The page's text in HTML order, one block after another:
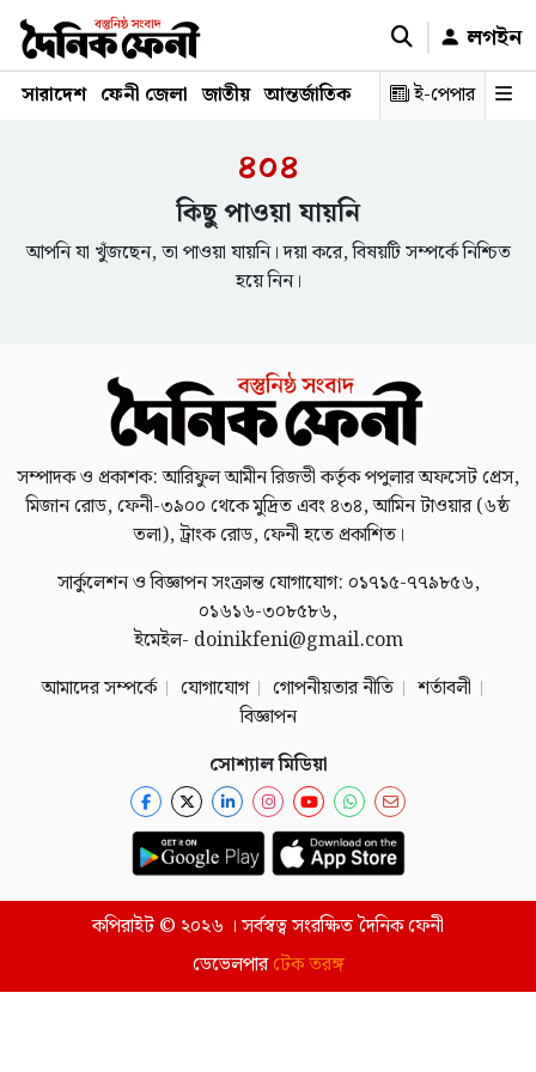
লগইন
সারাদেশ ফেনী জেলা জাতীয় আন্তর্জাতিক রাজনীতি স্বাস্থ্য শিক্ষা
ই-পেপার
৪০৪
কিছু পাওয়া যায়নি
আপনি যা খুঁজছেন, তা পাওয়া যায়নি। দয়া করে, বিষয়টি সম্পর্কে নিশ্চিত
হয়ে নিন।
সম্পাদক ও প্রকাশক: আরিফুল আমীন রিজভী কর্তৃক পপুলার অফসেট প্রেস,
মিজান রোড, ফেনী-৩৯০০ থেকে মুদ্রিত এবং ৪৩৪, আমিন টাওয়ার (৬ষ্ঠ
তলা), ট্রাংক রোড, ফেনী হতে প্রকাশিত।
সার্কুলেশন ও বিজ্ঞাপন সংক্রান্ত যোগাযোগ: ০১৭১৫-৭৭৯৮৫৬,
০১৬১৬-৩০৮৫৮৬,
ইমেইল- doinikfeni@gmail.com
আমাদের সম্পর্কে
যোগাযোগ গোপনীয়তার নীতি
শর্তাবলী
বিজ্ঞাপন
সোশ্যাল মিডিয়া
কপিরাইট © ২০২৬ । সর্বস্বত্ব সংরক্ষিত দৈনিক ফেনী
ডেভেলপারটেক তরঙ্গ